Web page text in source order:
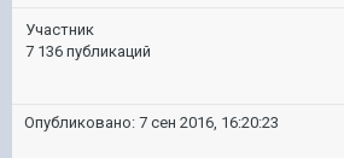
Участник
7 136 публикаций
Опубликовано: 7 сен 2016, 16:20:23